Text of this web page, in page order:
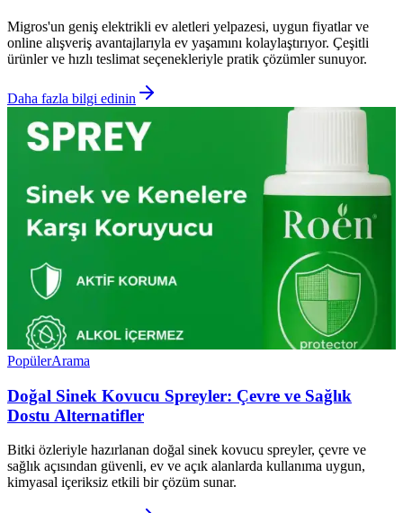
Migros'un geniş elektrikli ev aletleri yelpazesi, uygun fiyatlar ve
online alışveriş avantajlarıyla ev yaşamını kolaylaştırıyor. Çeşitli
ürünler ve hızlı teslimat seçenekleriyle pratik çözümler sunuyor.
Daha fazla bilgi edinin
PopülerArama
Doğal Sinek Kovucu Spreyler: Çevre ve Sağlık
Dostu Alternatifler
Bitki özleriyle hazırlanan doğal sinek kovucu spreyler, çevre ve
sağlık açısından güvenli, ev ve açık alanlarda kullanıma uygun,
kimyasal içeriksiz etkili bir çözüm sunar.